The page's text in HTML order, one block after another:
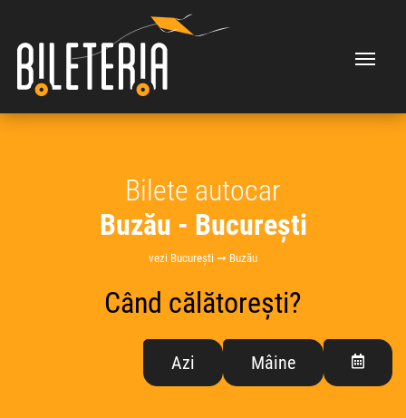
Bilete autocar
Buzău - București
vezi București ➞ Buzău
Când călătorești?
Azi Mâine